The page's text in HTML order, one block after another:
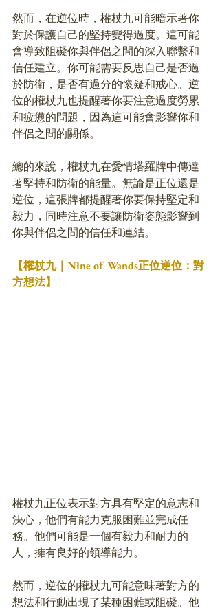
然而，在逆位時，權杖九可能暗示著你
對於保護自己的堅持變得過度。這可能
會導致阻礙你與伴侶之間的深入聯繫和
信任建立。你可能需要反思自己是否過
於防衛，是否有過分的懷疑和戒心。逆
位的權杖九也提醒著你要注意過度勞累
和疲憊的問題，因為這可能會影響你和
伴侶之間的關係。
總的來說，權杖九在愛情塔羅牌中傳達
著堅持和防衛的能量。無論是正位還是
逆位，這張牌都提醒著你要保持堅定和
毅力，同時注意不要讓防衛姿態影響到
你與伴侶之間的信任和連結。
【權杖九｜Nine of Wands正位逆位：對
方想法】
權杖九正位表示對方具有堅定的意志和
決心，他們有能力克服困難並完成任
務。他們可能是一個有毅力和耐力的
人，擁有良好的領導能力。
然而，逆位的權杖九可能意味著對方的
想法和行動出現了某種困難或阻礙。他